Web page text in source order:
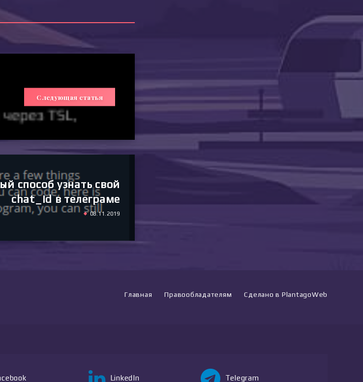
Следующая статья
способ узнать свой
chat_id в телеграме
08.11.2019
Главная Правообладателям Сделано в PlantagoWeb
LinkedIn Telegram